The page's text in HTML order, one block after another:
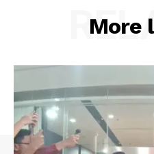
More